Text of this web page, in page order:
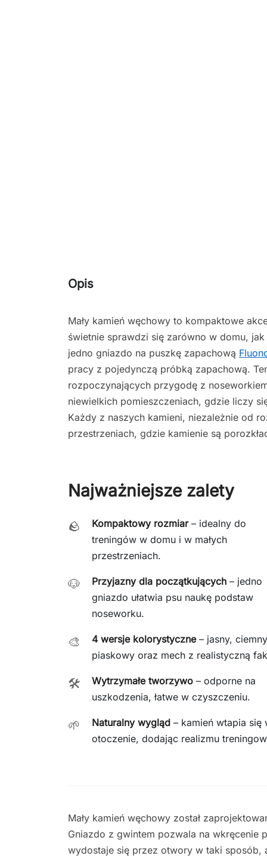
Opis
Mały kamień węchowy to kompaktowe
świetnie sprawdzi się zarówno w domu,
jedno gniazdo na puszkę zapachową
pracy z pojedynczą próbką zapachową.
rozpoczynających przygodę z
niewielkich pomieszczeniach, gdzie liczy
Każdy z naszych kamieni, niezależnie od
przestrzeniach, gdzie kamienie są
Najważniejsze zalety
🪨 Kompaktowy rozmiar– idealny do
treningów w domu i w małych
przestrzeniach.
🐶 Przyjazny dla początkujących – jedno
gniazdo ułatwia psu naukę podstaw
noseworku.
🎨 4 wersje kolorystyczne– jasny,
piaskowy oraz mech z realistyczną
🛠️ Wytrzymałe tworzywo – odporne na
uszkodzenia, łatwe w czyszczeniu.
🌱 Naturalny wygląd – kamień wtapia się
otoczenie, dodając realizmu
Mały kamień węchowy został
Gniazdo z gwintem pozwala na wkręcenie
wydostaje się przez otwory w taki sposób,